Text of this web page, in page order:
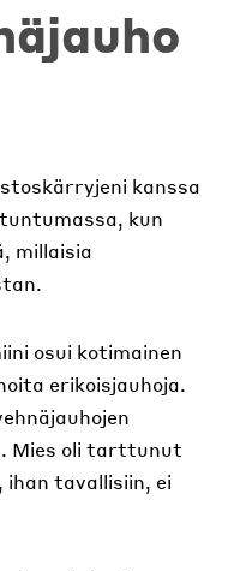
kanssa
kun
millaisia
osui kotimainen
erikoisjauhoja.
Mies oli tarttunut
ihan tavallisiin, ei